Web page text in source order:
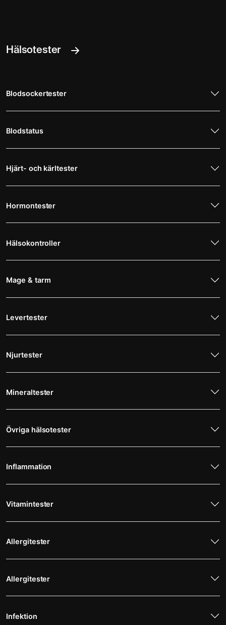
Hälsotester
Blodsockertester
Blodstatus
Hjärt- och kärltester
Hormontester
Hälsokontroller
Mage & tarm
Levertester
Njurtester
Mineraltester
Övriga hälsotester
Inflammation
Vitamintester
Allergitester
Allergitester
Infektion